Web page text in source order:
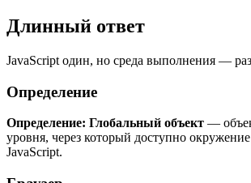
Длинный ответ
JavaScript один, но среда выполнения —
Определение
Определение: Глобальный объект —
уровня, через который доступно
JavaScript.